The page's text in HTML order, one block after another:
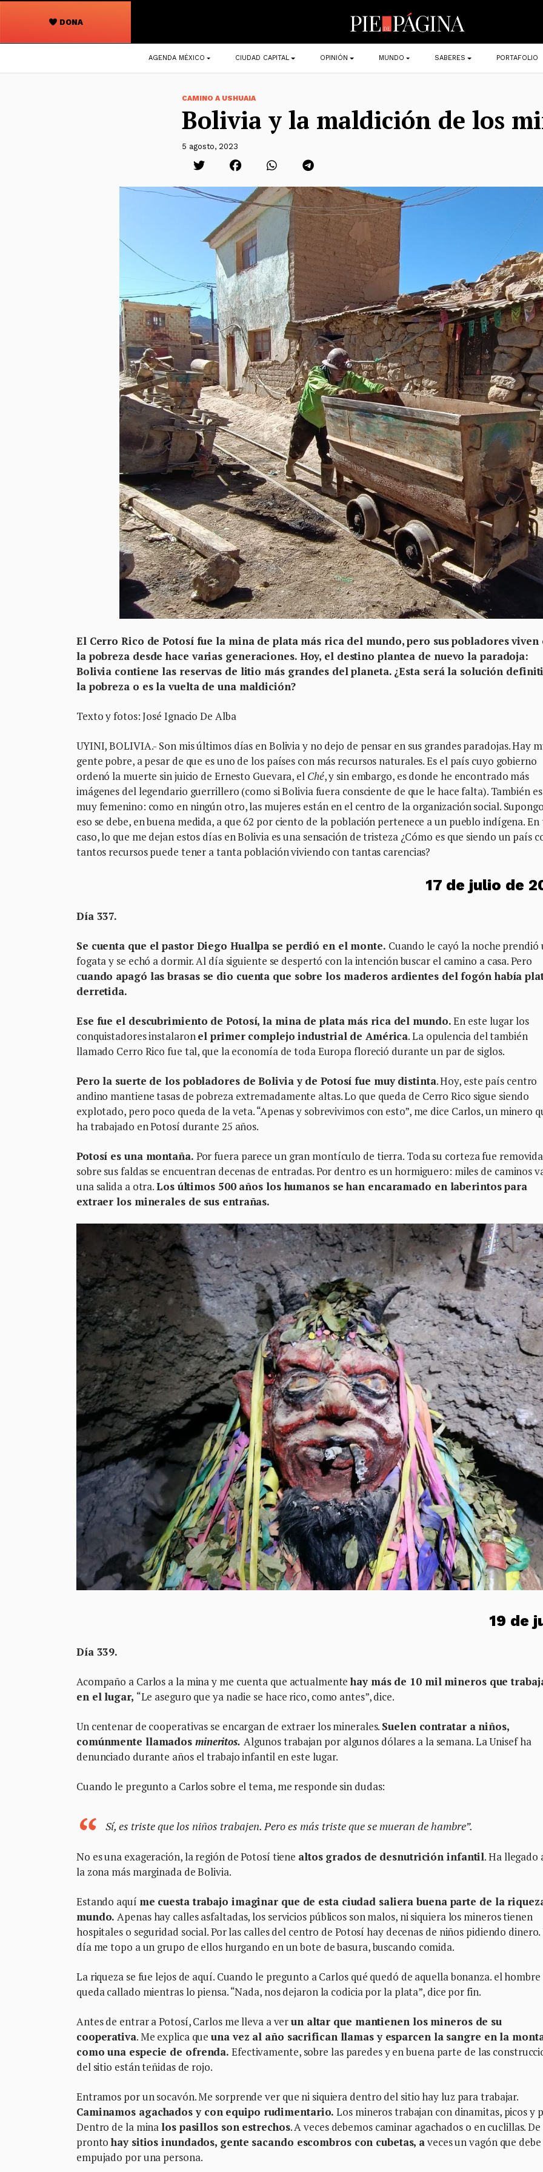
DONA
Navegación
principal
AGENDA MÉXICO CIUDAD CAPITAL OPINIÓN MUNDO SABERES PORTAFOLIO
CAMINO A USHUAIA
Bolivia y la maldición de los
5 agosto, 2023
El Cerro Rico de Potosí fue la mina de plata más rica del mundo, pero sus pobladores viven
la pobreza desde hace varias generaciones. Hoy, el destino plantea de nuevo la paradoja:
Bolivia contiene las reservas de litio más grandes del planeta. ¿Esta será la solución
la pobreza o es la vuelta de una maldición?
Texto y fotos: José Ignacio De Alba
UYINI, BOLIVIA.- Son mis últimos días en Bolivia y no dejo de pensar en sus grandes paradojas. Hay
gente pobre, a pesar de que es uno de los países con más recursos naturales. Es el país cuyo gobierno
ordenó la muerte sin juicio de Ernesto Guevara, el Ché, y sin embargo, es donde he encontrado más
imágenes del legendario guerrillero (como si Bolivia fuera consciente de que le hace falta). También
muy femenino: como en ningún otro, las mujeres están en el centro de la organización social.
eso se debe, en buena medida, a que 62 por ciento de la población pertenece a un pueblo indígena.
caso, lo que me dejan estos días en Bolivia es una sensación de tristeza ¿Cómo es que siendo un país
tantos recursos puede tener a tanta población viviendo con tantas carencias?
17 de julio de
Día 337.
Se cuenta que el pastor Diego Huallpa se perdió en el monte. Cuando le cayó la noche prendió
fogata y se echó a dormir. Al día siguiente se despertó con la intención buscar el camino a casa. Pero
cuando apagó las brasas se dio cuenta que sobre los maderos ardientes del fogón había
derretida.
Ese fue el descubrimiento de Potosí, la mina de plata más rica del mundo.En este lugar los
conquistadores instalaronel primer complejo industrial de América. La opulencia del también
llamado Cerro Rico fue tal, que la economía de toda Europa floreció durante un par de siglos.
Pero la suerte de los pobladores de Bolivia y de Potosí fue muy distinta. Hoy, este país centro
andino mantiene tasas de pobreza extremadamente altas. Lo que queda de Cerro Rico sigue siendo
explotado, pero poco queda de la veta. “Apenas y sobrevivimos con esto”, me dice Carlos, un minero
ha trabajado en Potosí durante 25 años.
Potosí es una montaña. Por fuera parece un gran montículo de tierra. Toda su corteza fue
sobre sus faldas se encuentran decenas de entradas. Por dentro es un hormiguero: miles de caminos
una salida a otra.Los últimos 500 años los humanos se han encaramado en laberintos para
extraer los minerales de sus entrañas.
19 de
Día 339.
Acompaño a Carlos a la mina y me cuenta que actualmentehay más de 10 mil mineros que
en el lugar, “Le aseguro que ya nadie se hace rico, como antes”, dice.
Un centenar de cooperativas se encargan de extraer los minerales. Suelen contratar a niños,
comúnmente llamados mineritos. Algunos trabajan por algunos dólares a la semana. La Unisef ha
denunciado durante años el trabajo infantil en este lugar.
Cuando le pregunto a Carlos sobre el tema, me responde sin dudas:
Sí, es triste que los niños trabajen. Pero es más triste que se mueran de hambre”.
No es una exageración, la región de Potosí tiene altos grados de desnutrición infantil. Ha llegado
la zona más marginada de Bolivia.
Estando aquí me cuesta trabajo imaginar que de esta ciudad saliera buena parte de la
mundo.Apenas hay calles asfaltadas, los servicios públicos son malos, ni siquiera los mineros tienen
hospitales o seguridad social. Por las calles del centro de Potosí hay decenas de niños pidiendo dinero.
día me topo a un grupo de ellos hurgando en un bote de basura, buscando comida.
La riqueza se fue lejos de aquí. Cuando le pregunto a Carlos qué quedó de aquella bonanza. el hombre
queda callado mientras lo piensa. “Nada, nos dejaron la codicia por la plata”, dice por fin.
Antes de entrar a Potosí, Carlos me lleva a verun altar que mantienen los mineros de su
cooperativa. Me explica queuna vez al año sacrifican llamas y esparcen la sangre en la
como una especie de ofrenda. Efectivamente, sobre las paredes y en buena parte de las
del sitio están teñidas de rojo.
Entramos por un socavón. Me sorprende ver que ni siquiera dentro del sitio hay luz para trabajar.
Caminamos agachados y con equipo rudimentario.Los mineros trabajan con dinamitas, picos y
Dentro de la minalos pasillos son estrechos. A veces debemos caminar agachados o en cuclillas. De
prontohay sitios inundados, gente sacando escombros con cubetas, aveces un vagón que
empujado por una persona.